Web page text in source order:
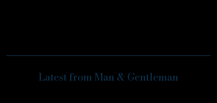
Latest from Man & Gentleman